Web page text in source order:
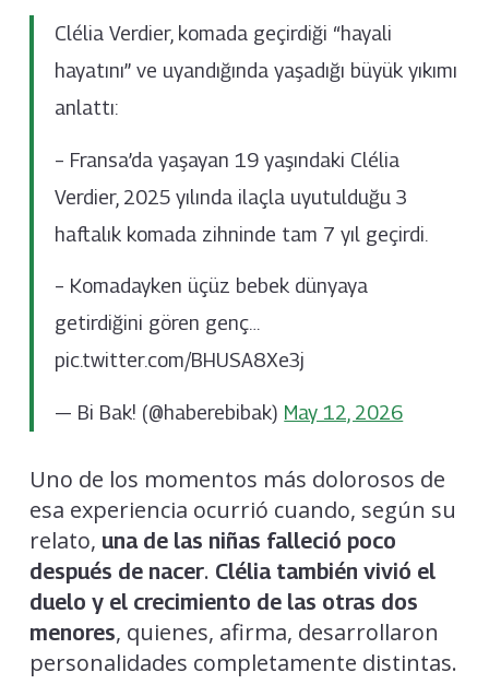
Clélia Verdier, komada geçirdiği “hayali
hayatını” ve uyandığında yaşadığı büyük yıkımı
anlattı:
– Fransa’da yaşayan 19 yaşındaki Clélia
Verdier, 2025 yılında ilaçla uyutulduğu 3
haftalık komada zihninde tam 7 yıl geçirdi.
– Komadayken üçüz bebek dünyaya
getirdiğini gören genç…
pic.twitter.com/BHUSA8Xe3j
— Bi Bak! (@haberebibak) May 12, 2026
Uno de los momentos más dolorosos de
esa experiencia ocurrió cuando, según su
relato, una de las niñas falleció poco
después de nacer. Clélia también vivió el
duelo y el crecimiento de las otras dos
menores, quienes, afirma, desarrollaron
personalidades completamente distintas.